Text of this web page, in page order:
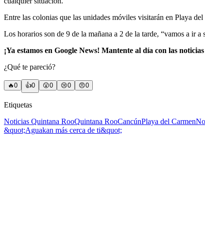
Entre las colonias que las unidades móviles visitarán en Playa
Los horarios son de 9 de la mañana a 2 de la tarde, “vamos a ir
¡Ya estamos en Google News! Mantente al día con las
¿Qué te pareció?
🔥0 👍0 😲0 😢0 😠0
Etiquetas
Noticias Quintana RooQuintana RooCancúnPlaya del Carmen
&quot;Aguakan más cerca de ti&quot;